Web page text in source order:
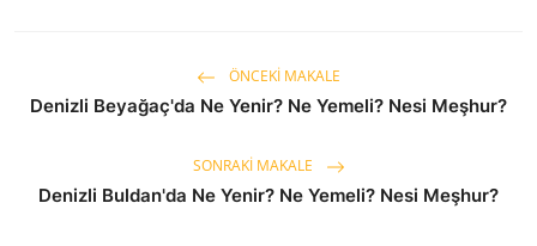
ÖNCEKI MAKALE
Denizli Beyağaç'da Ne Yenir? Ne Yemeli? Nesi Meşhur?
SONRAKI MAKALE
Denizli Buldan'da Ne Yenir? Ne Yemeli? Nesi Meşhur?